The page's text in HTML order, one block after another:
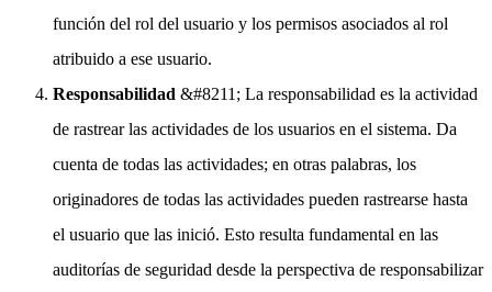
función del rol del usuario y los permisos asociados al rol
atribuido a ese usuario.
Responsabilidad &#8211; La responsabilidad es la actividad
de rastrear las actividades de los usuarios en el sistema. Da
cuenta de todas las actividades; en otras palabras, los
originadores de todas las actividades pueden rastrearse hasta
el usuario que las inició. Esto resulta fundamental en las
auditorías de seguridad desde la perspectiva de responsabilizar